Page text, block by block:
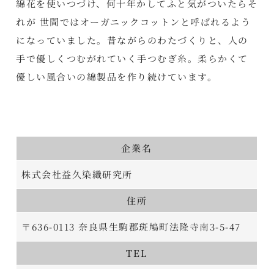
綿花を使いつづけ、何十年かしてふと気がついたらそ
れが 世間ではオーガニックコットンと呼ばれるよう
になっていました。昔ながらのわたづくりと、人の
手で優しくつむがれていく手つむぎ糸。柔らかくて
優しい風合いの綿製品を作り続けています。
企業名
株式会社益久染織研究所
住所
〒636-0113 奈良県生駒郡斑鳩町法隆寺南3-5-47
TEL